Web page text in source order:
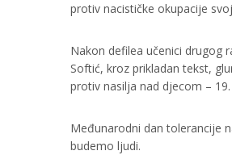
protiv nacističke okupacije
Nakon defilea učenici drugog
Softić, kroz prikladan tekst,
protiv nasilja nad djecom –
Međunarodni dan tolerancije
budemo ljudi.